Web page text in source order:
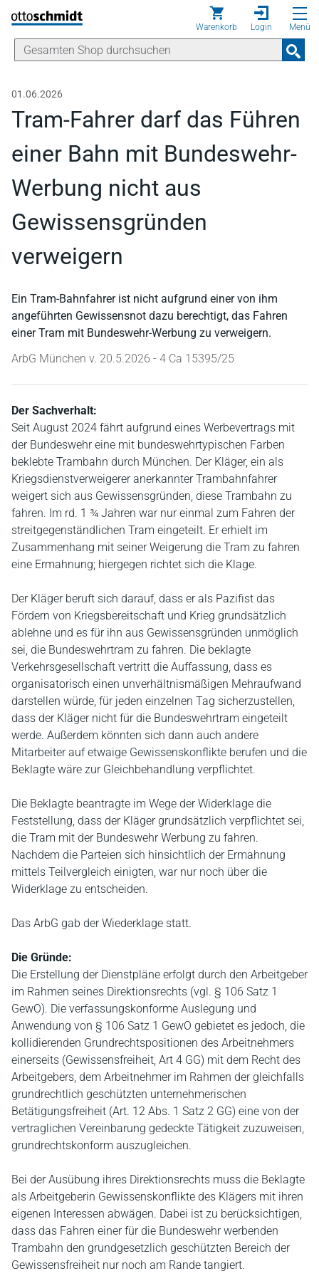
Direkt zum Inhalt
Warenkorb Login Menü
01.06.2026
Tram-Fahrer darf das Führen
einer Bahn mit Bundeswehr-
Werbung nicht aus
Gewissensgründen
verweigern
Ein Tram-Bahnfahrer ist nicht aufgrund einer von ihm
angeführten Gewissensnot dazu berechtigt, das Fahren
einer Tram mit Bundeswehr-Werbung zu verweigern.
ArbG München v. 20.5.2026 - 4 Ca 15395/25
Der Sachverhalt:
Seit August 2024 fährt aufgrund eines Werbevertrags mit
der Bundeswehr eine mit bundeswehrtypischen Farben
beklebte Trambahn durch München. Der Kläger, ein als
Kriegsdienstverweigerer anerkannter Trambahnfahrer
weigert sich aus Gewissensgründen, diese Trambahn zu
fahren. Im rd. 1 ¾ Jahren war nur einmal zum Fahren der
streitgegenständlichen Tram eingeteilt. Er erhielt im
Zusammenhang mit seiner Weigerung die Tram zu fahren
eine Ermahnung; hiergegen richtet sich die Klage.
Der Kläger beruft sich darauf, dass er als Pazifist das
Fördern von Kriegsbereitschaft und Krieg grundsätzlich
ablehne und es für ihn aus Gewissensgründen unmöglich
sei, die Bundeswehrtram zu fahren. Die beklagte
Verkehrsgesellschaft vertritt die Auffassung, dass es
organisatorisch einen unverhältnismäßigen Mehraufwand
darstellen würde, für jeden einzelnen Tag sicherzustellen,
dass der Kläger nicht für die Bundeswehrtram eingeteilt
werde. Außerdem könnten sich dann auch andere
Mitarbeiter auf etwaige Gewissenskonflikte berufen und die
Beklagte wäre zur Gleichbehandlung verpflichtet.
Die Beklagte beantragte im Wege der Widerklage die
Feststellung, dass der Kläger grundsätzlich verpflichtet sei,
die Tram mit der Bundeswehr Werbung zu fahren.
Nachdem die Parteien sich hinsichtlich der Ermahnung
mittels Teilvergleich einigten, war nur noch über die
Widerklage zu entscheiden.
Das ArbG gab der Wiederklage statt.
Die Gründe:
Die Erstellung der Dienstpläne erfolgt durch den Arbeitgeber
im Rahmen seines Direktionsrechts (vgl. § 106 Satz 1
GewO). Die verfassungskonforme Auslegung und
Anwendung von § 106 Satz 1 GewO gebietet es jedoch, die
kollidierenden Grundrechtspositionen des Arbeitnehmers
einerseits (Gewissensfreiheit, Art 4 GG) mit dem Recht des
Arbeitgebers, dem Arbeitnehmer im Rahmen der gleichfalls
grundrechtlich geschützten unternehmerischen
Betätigungsfreiheit (Art. 12 Abs. 1 Satz 2 GG) eine von der
vertraglichen Vereinbarung gedeckte Tätigkeit zuzuweisen,
grundrechtskonform auszugleichen.
Bei der Ausübung ihres Direktionsrechts muss die Beklagte
als Arbeitgeberin Gewissenskonflikte des Klägers mit ihren
eigenen Interessen abwägen. Dabei ist zu berücksichtigen,
dass das Fahren einer für die Bundeswehr werbenden
Trambahn den grundgesetzlich geschützten Bereich der
Gewissensfreiheit nur noch am Rande tangiert.